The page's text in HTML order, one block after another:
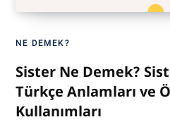
NE DEMEK?
Sister Ne Demek?
Türkçe Anlamları ve
Kullanımları